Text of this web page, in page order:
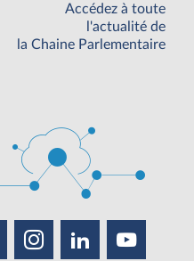
Accédez à toute
l'actualité de
la Chaine Parlementaire